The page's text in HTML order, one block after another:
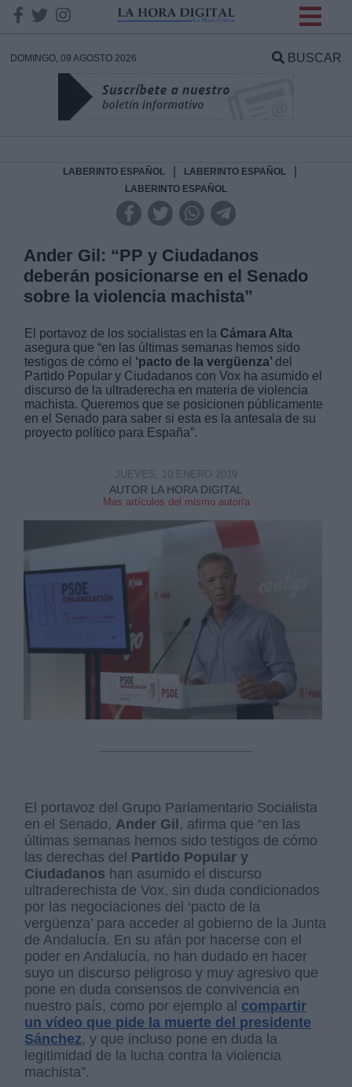
DOMINGO, 09 AGOSTO 2026 BUSCAR
LABERINTO ESPAÑOL LABERINTO ESPAÑOL
LABERINTO ESPAÑOL
Ander Gil: “PP y Ciudadanos
deberán posicionarse en el Senado
sobre la violencia machista”
El portavoz de los socialistas en la Cámara Alta
asegura que “en las últimas semanas hemos sido
testigos de cómo el ‘pacto de la vergüenza’ del
Partido Popular y Ciudadanos con Vox ha asumido el
discurso de la ultraderecha en materia de violencia
machista. Queremos que se posicionen públicamente
en el Senado para saber si esta es la antesala de su
proyecto político para España”.
AUTOR LA HORA DIGITAL
Mas artículos del mismo autor/a
JUEVES, 10 ENERO 2019
El portavoz del Grupo Parlamentario Socialista
en el Senado, Ander Gil, afirma que “en las
últimas semanas hemos sido testigos de cómo
las derechas del Partido Popular y
Ciudadanos han asumido el discurso
ultraderechista de Vox, sin duda condicionados
por las negociaciones del ‘pacto de la
vergüenza’ para acceder al gobierno de la Junta
de Andalucía. En su afán por hacerse con el
poder en Andalucía, no han dudado en hacer
suyo un discurso peligroso y muy agresivo que
pone en duda consensos de convivencia en
nuestro país, como por ejemplo al compartir
un vídeo que pide la muerte del presidente
Sánchez, y que incluso pone en duda la
legitimidad de la lucha contra la violencia
machista”.
DATOS
Responsable:
link
Información adicional